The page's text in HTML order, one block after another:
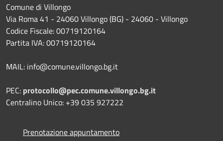
Comune di Villongo
Via Roma 41 - 24060 Villongo (BG) - 24060 - Villongo
Codice Fiscale: 00719120164
Partita IVA: 00719120164
MAIL: info@comune.villongo.bg.it
PEC: protocollo@pec.comune.villongo.bg.it
Centralino Unico: +39 035 927222
Prenotazione appuntamento